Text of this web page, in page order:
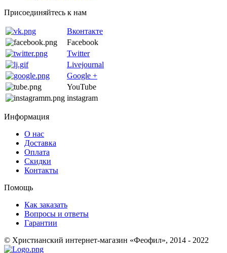
Присоединяйтесь к нам
Вконтакте
Facebook
Twitter
Livejournal
Google +
YouTube
instagram
Информация
О нас
Доставка
Оплата
Скидки
Контакты
Помощь
Как заказать
Вопросы и ответы
Гарантии
© Христианский интернет-магазин «Феофил», 2014 - 2022